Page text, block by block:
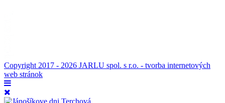
Copyright 2017 - 2026 JARLU spol. s r.o. - tvorba internetových
web stránok